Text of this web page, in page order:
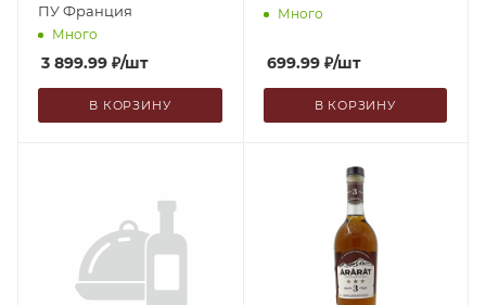
ПУ Франция
Много
3 899.99 ₽/шт
В КОРЗИНУ
Много
699.99₽/шт
В КОРЗИНУ